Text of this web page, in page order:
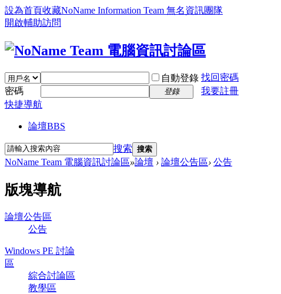
設為首頁收藏NoName Information Team 無名資訊團隊
開啟輔助訪問
自動登錄 找回密碼
密碼
登錄
我要註冊
快捷導航
論壇BBS
搜索 搜索
NoName Team 電腦資訊討論區»論壇 › 論壇公告區› 公告
版塊導航
論壇公告區
公告
Windows PE 討論
區
綜合討論區
教學區